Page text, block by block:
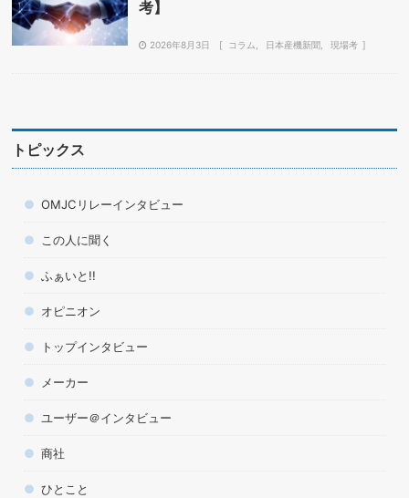
考】
2026年8月3日 コラム 日本産機新聞 現場考
トピックス
OMJCリレーインタビュー
この人に聞く
ふぁいと!!
オピニオン
トップインタビュー
メーカー
ユーザー＠インタビュー
商社
ひとこと